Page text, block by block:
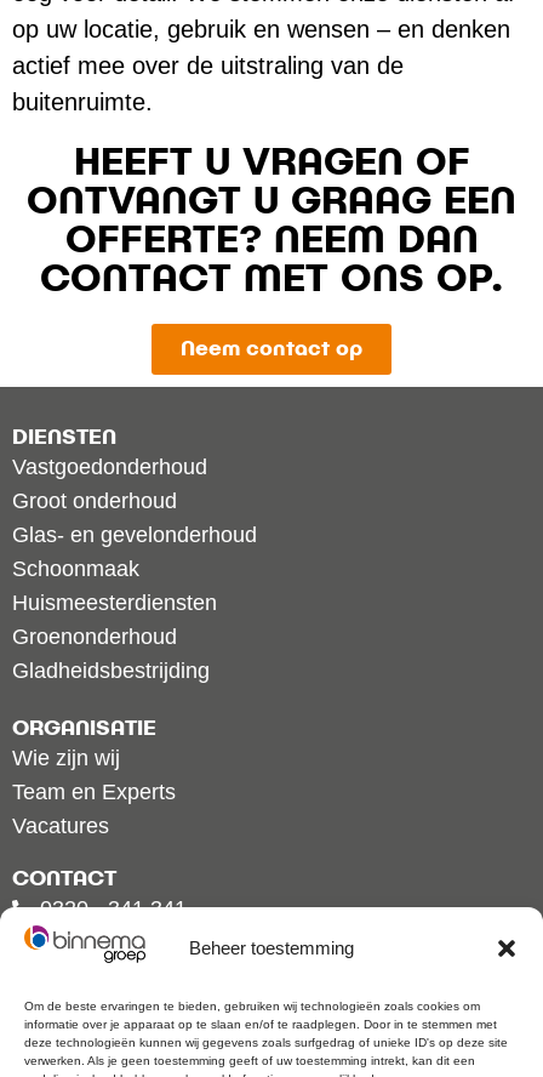
Beheer toestemming
Om de beste ervaringen te bieden, gebruiken wij technologieën zoals cookies om
informatie over je apparaat op te slaan en/of te raadplegen. Door in te stemmen met
deze technologieën kunnen wij gegevens zoals surfgedrag of unieke ID's op deze site
verwerken. Als je geen toestemming geeft of uw toestemming intrekt, kan dit een
op uw locatie, gebruik en wensen – en denken
actief mee over de uitstraling van de
buitenruimte.
HEEFT U VRAGEN OF
ONTVANGT U GRAAG EEN
OFFERTE? NEEM DAN
CONTACT MET ONS OP.
Neem contact op
DIENSTEN
Vastgoedonderhoud
Groot onderhoud
Glas- en gevelonderhoud
Schoonmaak
Huismeesterdiensten
Groenonderhoud
Gladheidsbestrijding
ORGANISATIE
Wie zijn wij
Team en Experts
Vacatures
CONTACT
0320 - 341 341
info@binnemagroep.nl
Hogeweyselaan 175,1382 JL Weesp